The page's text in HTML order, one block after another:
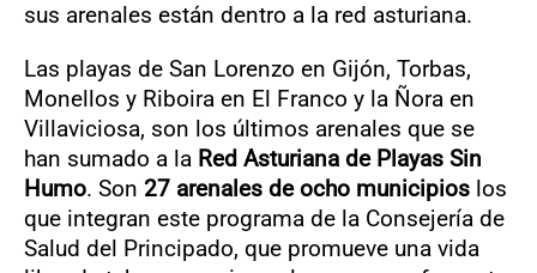
sus arenales están dentro a la red asturiana.
Las playas de San Lorenzo en Gijón, Torbas,
Monellos y Riboira en El Franco y la Ñora en
Villaviciosa, son los últimos arenales que se
han sumado a la Red Asturiana de Playas Sin
Humo. Son 27 arenales de ocho municipios los
que integran este programa de la Consejería de
Salud del Principado, que promueve una vida